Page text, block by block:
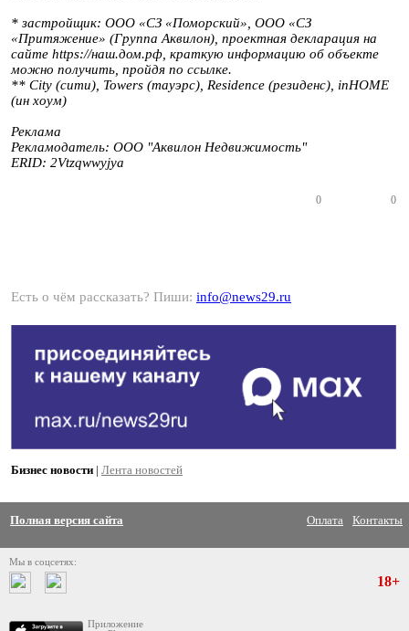
* застройщик: ООО «СЗ «Поморский», ООО «СЗ
«Притяжение» (Группа Аквилон), проектная декларация на
сайте https://наш.дом.рф, краткую информацию об объекте
можно получить, пройдя по ссылке.
** City (сити), Towers (тауэрс), Residence (резиденс), inHOME
(ин хоум)
Реклама
Рекламодатель: ООО "Аквилон Недвижимость"
ERID: 2Vtzqwwyjya
0 0
Есть о чём рассказать? Пиши: info@news29.ru
Бизнес новости | Лента новостей
Полная версия сайта Оплата Контакты
Мы в соцсетях:
Приложение
18+